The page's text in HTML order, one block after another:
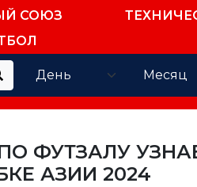
СОЮЗ
ФУТЗАЛУ
АЗИИ 2024